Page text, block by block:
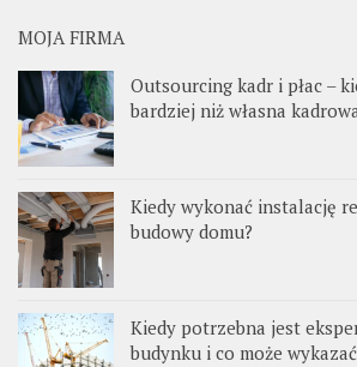
MOJA FIRMA
Outsourcing kadr i płac –
bardziej niż własna
Kiedy wykonać instalację
budowy domu?
Kiedy potrzebna jest
budynku i co może